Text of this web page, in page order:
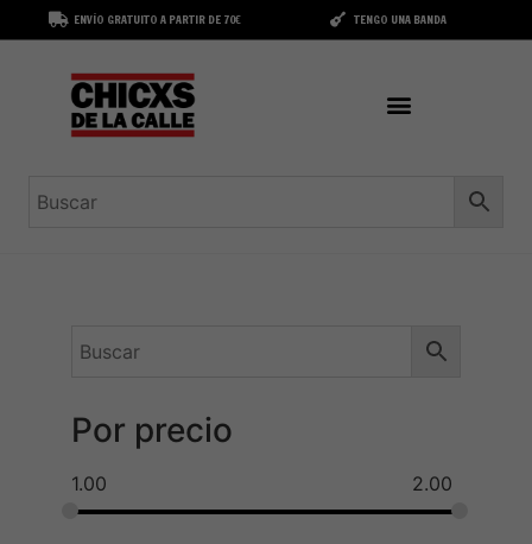
ENVÍO GRATUITO A PARTIR DE 70€ TENGO UNA BANDA
Por precio
1.00 2.00